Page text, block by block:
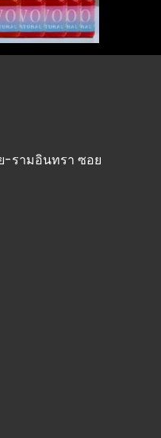
-รามอินทรา ซอย